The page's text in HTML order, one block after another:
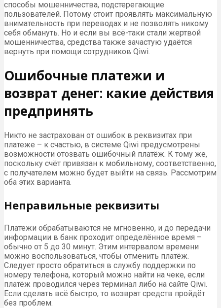
способы мошенничества, подстерегающие
пользователей. Потому стоит проявлять максимальную
внимательность при переводах и не позволять никому
себя обмануть. Но и если вы всё-таки стали жертвой
мошенничества, средства также зачастую удаётся
вернуть при помощи сотрудников Qiwi.
Ошибочные платежи и
возврат денег: какие действия
предпринять
Никто не застрахован от ошибок в реквизитах при
платеже – к счастью, в системе Qiwi предусмотрены
возможности отозвать ошибочный платёж. К тому же,
поскольку счёт привязан к мобильному, соответственно,
с получателем можно будет выйти на связь. Рассмотрим
оба этих варианта.
Неправильные реквизиты
Платежи обрабатываются не мгновенно, и до передачи
информации в банк проходит определённое время –
обычно от 5 до 30 минут. Этим интервалом времени
можно воспользоваться, чтобы отменить платёж.
Следует просто обратиться в службу поддержки по
номеру телефона, который можно найти на чеке, если
платёж проводился через терминал либо на сайте Qiwi.
Если сделать всё быстро, то возврат средств пройдёт
без проблем.